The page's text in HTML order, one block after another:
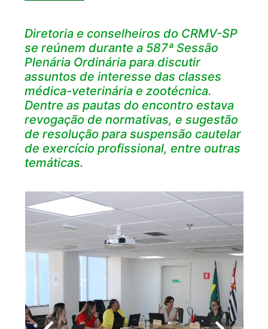
Diretoria e conselheiros do CRMV-SP
se reúnem durante a 587ª Sessão
Plenária Ordinária para discutir
assuntos de interesse das classes
médica-veterinária e zootécnica.
Dentre as pautas do encontro estava
revogação de normativas, e sugestão
de resolução para suspensão cautelar
de exercício profissional, entre outras
temáticas.